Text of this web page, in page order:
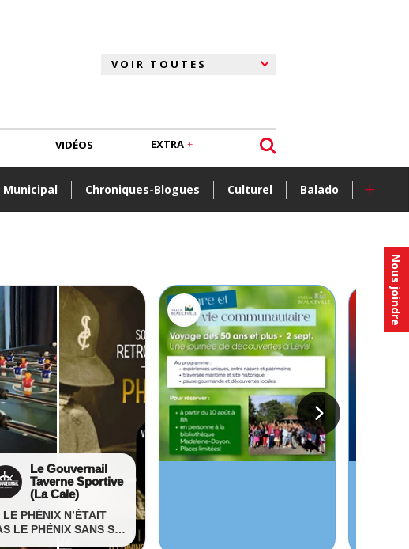
Nous joindre
Municipal Chroniques-Blogues Culturel Balado +
VIDÉOS EXTRA